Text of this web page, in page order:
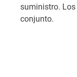
suministro.
conjunto.